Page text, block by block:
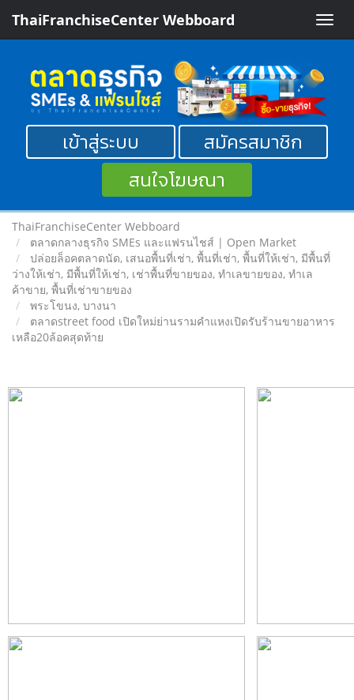
Toggle
ThaiFranchiseCenter Webboard
เข้าสู่ระบบ
สมัครสมาชิก
สนใจโฆษณา
ThaiFranchiseCenter Webboard
ตลาดกลางธุรกิจ SMEs และแฟรนไชส์ | Open Market
ปล่อยล็อคตลาดนัด, เสนอพื้นที่เช่า, พื้นที่เช่า, พื้นที่ให้เช่า, มีพื้นที่
ว่างให้เช่า, มีพื้นที่ให้เช่า, เช่าพื้นที่ขายของ, ทําเลขายของ, ทำเล
ค้าขาย, พื้นที่เช่าขายของ
พระโขนง, บางนา
ตลาดstreet food เปิดใหม่ย่านรามคำแหงเปิดรับร้านขายอาหาร
เหลือ20ล้อคสุดท้าย